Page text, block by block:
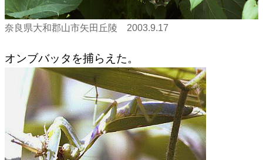
奈良県大和郡山市矢田丘陵 2003.9.17
オンブバッタを捕らえた。